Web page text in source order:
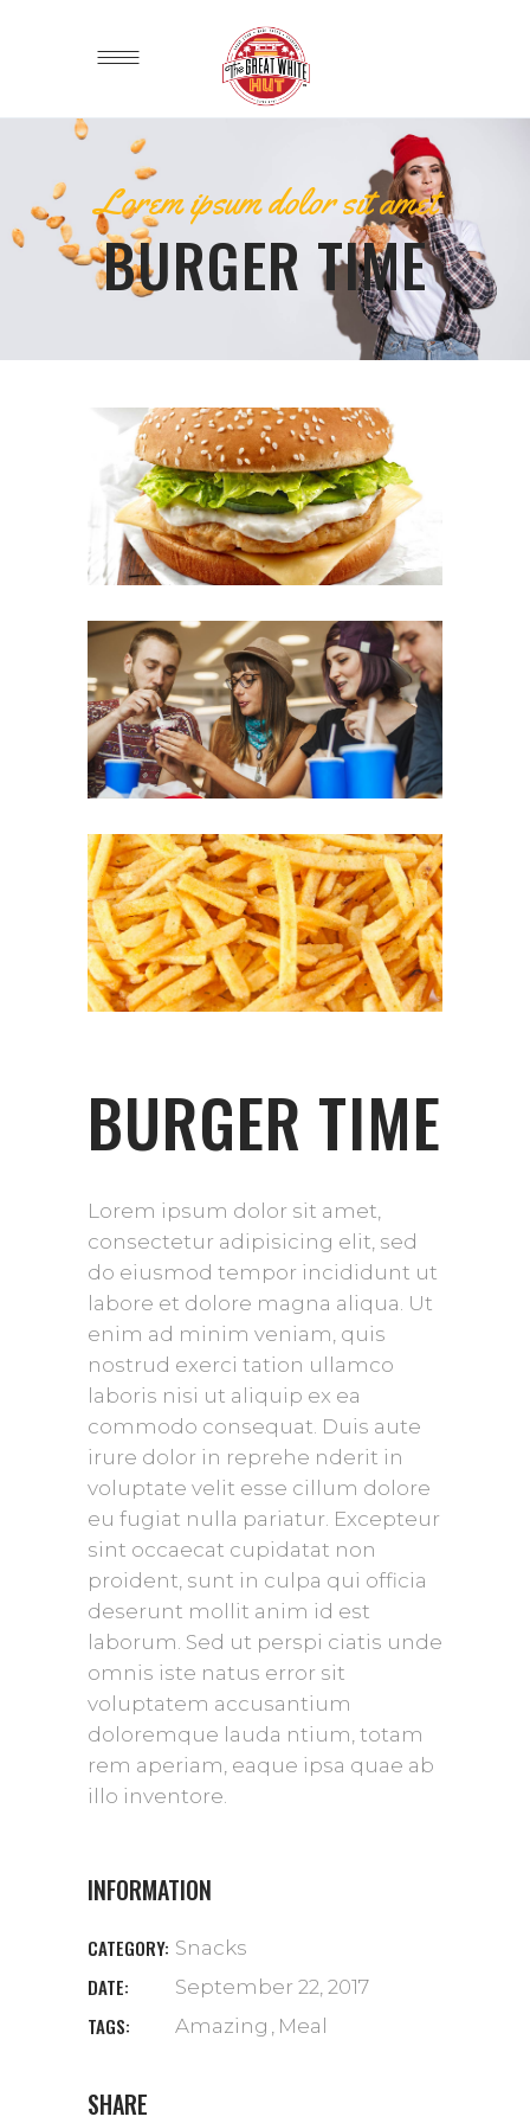
Lorem ipsum dolor sit amet
BURGER TIME
BURGER TIME
Lorem ipsum dolor sit amet,
consectetur adipisicing elit, sed
do eiusmod tempor incididunt ut
labore et dolore magna aliqua. Ut
enim ad minim veniam, quis
nostrud exerci tation ullamco
laboris nisi ut aliquip ex ea
commodo consequat. Duis aute
irure dolor in reprehe nderit in
voluptate velit esse cillum dolore
eu fugiat nulla pariatur. Excepteur
sint occaecat cupidatat non
proident, sunt in culpa qui officia
deserunt mollit anim id est
laborum. Sed ut perspi ciatis unde
omnis iste natus error sit
voluptatem accusantium
doloremque lauda ntium, totam
rem aperiam, eaque ipsa quae ab
illo inventore.
INFORMATION
CATEGORY: Snacks
DATE: September 22, 2017
TAGS: Amazing Meal
SHARE